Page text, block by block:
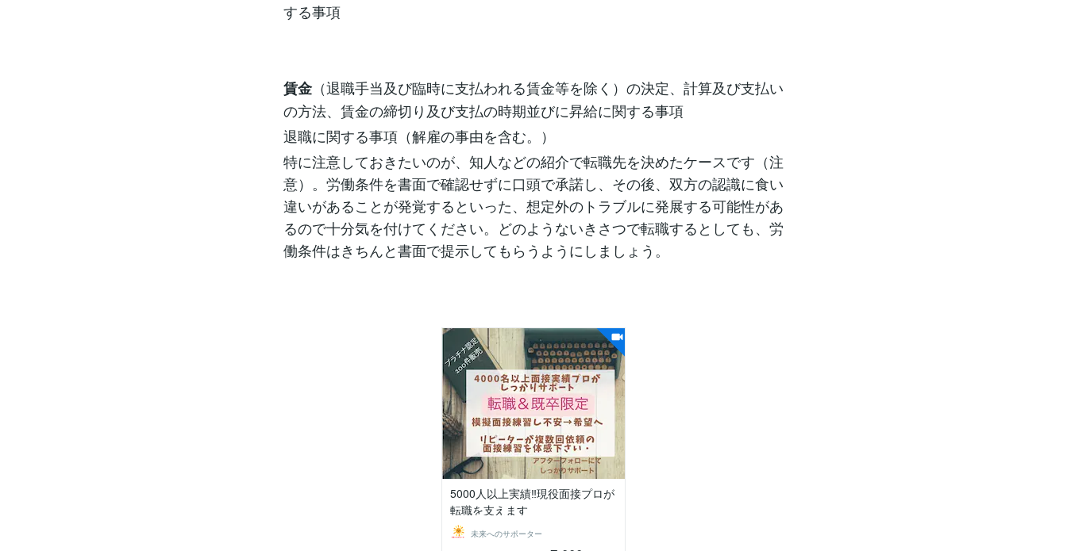
する事項
賃金（退職手当及び臨時に支払われる賃金等を除く）の決定、計算及び支払い
の方法、賃金の締切り及び支払の時期並びに昇給に関する事項
退職に関する事項（解雇の事由を含む。）
特に注意しておきたいのが、知人などの紹介で転職先を決めたケースです（注
意）。労働条件を書面で確認せずに口頭で承諾し、その後、双方の認識に食い
違いがあることが発覚するといった、想定外のトラブルに発展する可能性があ
るので十分気を付けてください。どのようないきさつで転職するとしても、労
働条件はきちんと書面で提示してもらうようにしましょう。
5000人以上実績‼️現役面接プロが
転職を支えます
未来へのサポーター